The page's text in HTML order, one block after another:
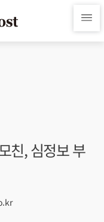
친, 심정보 부